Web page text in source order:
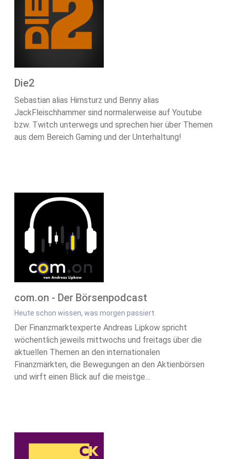
Die2
Sebastian alias Hirnsturz und Benny alias
JackFleischhammer sind normalerweise auf Youtube
bzw. Twitch unterwegs und sprechen hier über Themen
aus dem Bereich Gaming und der Unterhaltung!
com.on - Der Börsenpodcast
Heute schon wissen, was morgen passiert.
Der Finanzmarktexperte Andreas Lipkow spricht
wöchentlich jeweils mittwochs und freitags über die
aktuellen Themen an den internationalen
Finanzmärkten, die Bewegungen an den Aktienbörsen
und wirft einen Blick auf die meistge...